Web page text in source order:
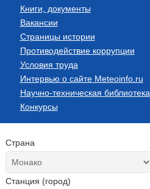
Книги, документы
Вакансии
Страницы истории
Противодействие коррупции
Условия труда
Интервью о сайте Meteoinfo.ru
Научно-техническая библиотека
Конкурсы
Страна
Станция (город)